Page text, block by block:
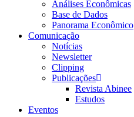
Análises Econômicas
Base de Dados
Panorama Econômico
Comunicação
Notícias
Newsletter
Clipping
Publicações
Revista Abinee
Estudos
Eventos